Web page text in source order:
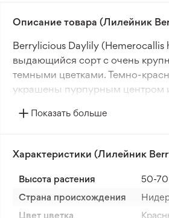
Описание товара (Лилейник
Berrylicious Daylily (Hemerocallis
выдающийся сорт с очень
темными цветками. Темно-
украшены пурпурным центром
дополнительное очарование.
широкие кусты из длинных
прочных стеблей, увенчанных
приходится на июль и август.
Лилейники великолепно
Показать больше
Характеристики (Лилейник
Высота растения
50-
Страна происхождения
Цвет цветка